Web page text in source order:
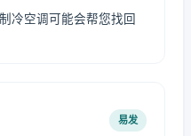
冷空调可能会帮您找回
易发